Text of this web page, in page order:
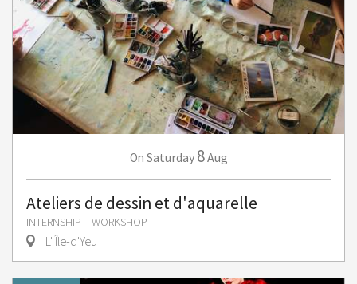
On Saturday 8Aug
Ateliers de dessin et d'aquarelle
INTERNSHIP – WORKSHOP
L' Île-d'Yeu